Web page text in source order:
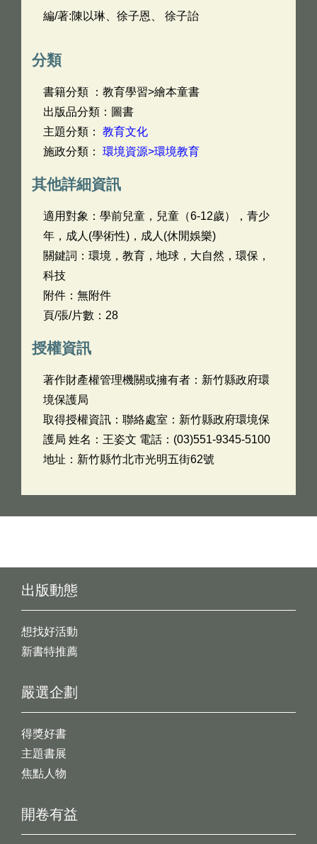
編/著:陳以琳、徐子恩、 徐子詒
分類
書籍分類 ：教育學習>繪本童書
出版品分類：圖書
主題分類： 教育文化
施政分類： 環境資源>環境教育
其他詳細資訊
適用對象：學前兒童，兒童（6-12歲），青少
年，成人(學術性)，成人(休閒娛樂)
關鍵詞：環境，教育，地球，大自然，環保，
科技
附件：無附件
頁/張/片數：28
授權資訊
著作財產權管理機關或擁有者：新竹縣政府環
境保護局
取得授權資訊：聯絡處室：新竹縣政府環境保
護局 姓名：王姿文 電話：(03)551-9345-5100
地址：新竹縣竹北市光明五街62號
出版動態
想找好活動
新書特推薦
開卷有益
嚴選企劃
得獎好書
主題書展
焦點人物